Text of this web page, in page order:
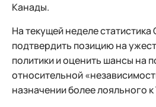
Канады.
На текущей неделе
подтвердить позицию на
политики и оценить шансы на
относительной
назначении более лояльного